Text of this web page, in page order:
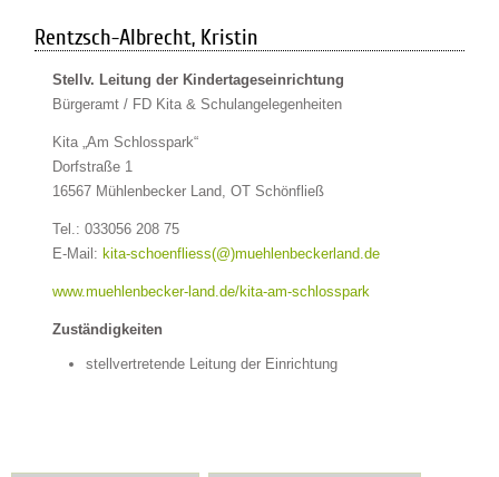
Rentzsch-Albrecht, Kristin
Stellv. Leitung der Kindertageseinrichtung
Bürgeramt / FD Kita & Schulangelegenheiten
Kita „Am Schlosspark“
Dorfstraße 1
16567 Mühlenbecker Land, OT Schönfließ
Tel.: 033056 208 75
E-Mail: kita-schoenfliess(@)muehlenbeckerland.de
www.muehlenbecker-land.de/kita-am-schlosspark
Zuständigkeiten
stellvertretende Leitung der Einrichtung